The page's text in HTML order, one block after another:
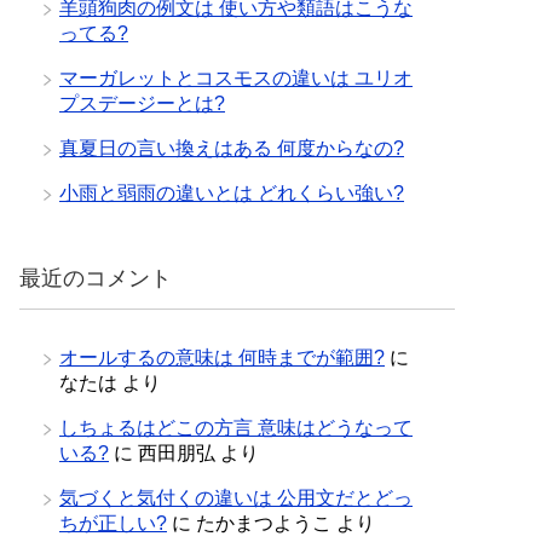
羊頭狗肉の例文は 使い方や類語はこうな
ってる?
マーガレットとコスモスの違いは ユリオ
プスデージーとは?
真夏日の言い換えはある 何度からなの?
小雨と弱雨の違いとは どれくらい強い?
最近のコメント
オールするの意味は 何時までが範囲? に
なたは より
しちょるはどこの方言 意味はどうなって
いる? に 西田朋弘 より
気づくと気付くの違いは 公用文だとどっ
ちが正しい? に たかまつようこ より